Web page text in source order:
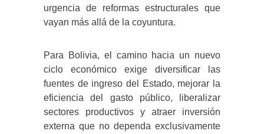
urgencia de reformas estructurales que
vayan más allá de la coyuntura.
Para Bolivia, el camino hacia un nuevo
ciclo económico exige diversificar las
fuentes de ingreso del Estado, mejorar la
eficiencia del gasto público, liberalizar
sectores productivos y atraer inversión
externa que no dependa exclusivamente